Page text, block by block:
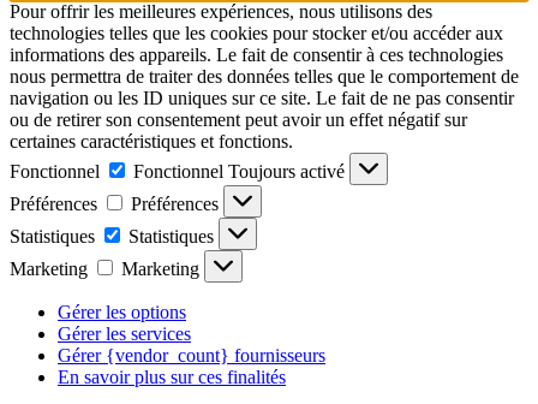
Pour offrir les meilleures expériences, nous utilisons des
technologies telles que les cookies pour stocker et/ou accéder aux
informations des appareils. Le fait de consentir à ces technologies
nous permettra de traiter des données telles que le comportement de
navigation ou les ID uniques sur ce site. Le fait de ne pas consentir
ou de retirer son consentement peut avoir un effet négatif sur
certaines caractéristiques et fonctions.
Fonctionnel
Fonctionnel Toujours activé
Préférences
Préférences
Statistiques
Statistiques
Marketing
Marketing
Gérer les options
Gérer les services
Gérer {vendor_count} fournisseurs
En savoir plus sur ces finalités